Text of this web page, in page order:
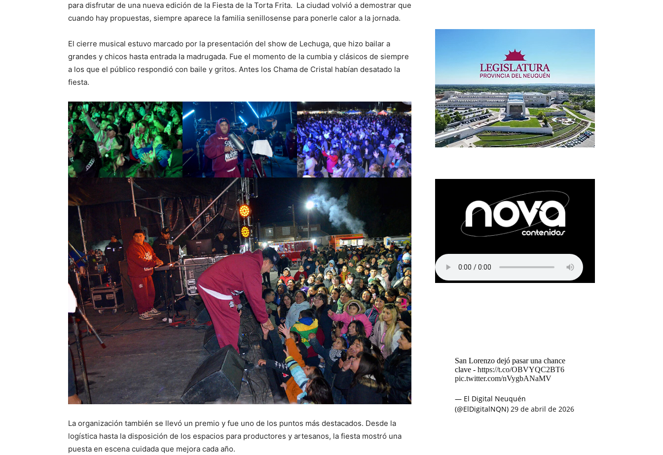
para disfrutar de una nueva edición de la Fiesta de la Torta Frita. La ciudad volvió a demostrar que
cuando hay propuestas, siempre aparece la familia senillosense para ponerle calor a la jornada.
El cierre musical estuvo marcado por la presentación del show de Lechuga, que hizo bailar a
grandes y chicos hasta entrada la madrugada. Fue el momento de la cumbia y clásicos de siempre
a los que el público respondió con baile y gritos. Antes los Chama de Cristal habían desatado la
fiesta.
La organización también se llevó un premio y fue uno de los puntos más destacados. Desde la
logística hasta la disposición de los espacios para productores y artesanos, la fiesta mostró una
puesta en escena cuidada que mejora cada año.
San Lorenzo dejó pasar una chance
clave - https://t.co/OBVYQC2BT6
pic.twitter.com/nVygbANaMV
— El Digital Neuquén
(@ElDigitalNQN) 29 de abril de 2026